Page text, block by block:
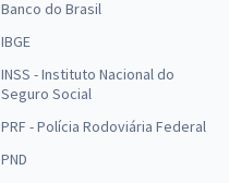
Banco do Brasil
IBGE
INSS - Instituto Nacional do
Seguro Social
PRF - Polícia Rodoviária Federal
PND